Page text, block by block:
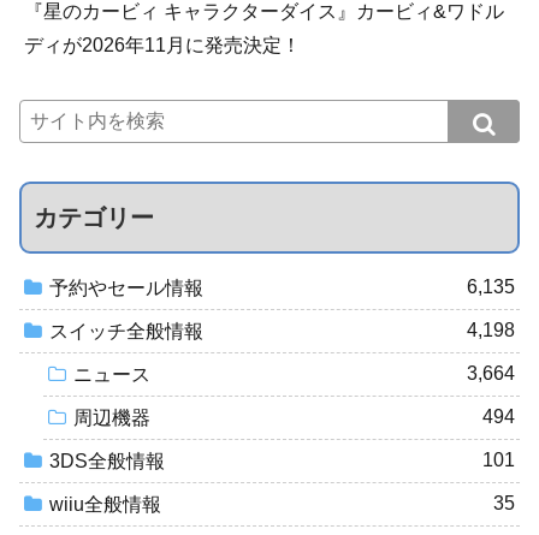
『星のカービィ キャラクターダイス』カービィ&ワドル
ディが2026年11月に発売決定！
カテゴリー
予約やセール情報 6,135
スイッチ全般情報 4,198
ニュース 3,664
周辺機器 494
3DS全般情報 101
wiiu全般情報 35